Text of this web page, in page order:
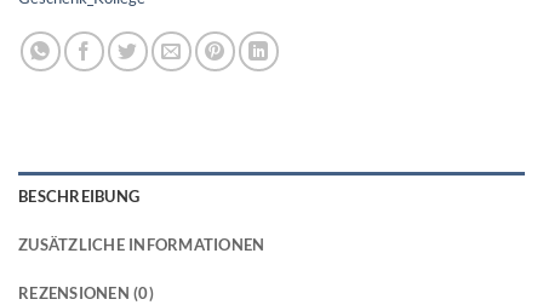
BESCHREIBUNG
ZUSÄTZLICHE INFORMATIONEN
REZENSIONEN (0)